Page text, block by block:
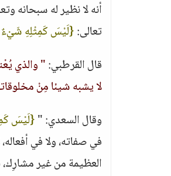
أنه لا نظير له سبحانه
تعالى:{لَيْسَ كَمِثْلِهِ شَيْءٌ
قال القرطبي:" والذي
لا يشبه شيئا مِنْ
وقال السعدي: "{لَيْسَ
في صفاته، ولا في
العظيمة من غير